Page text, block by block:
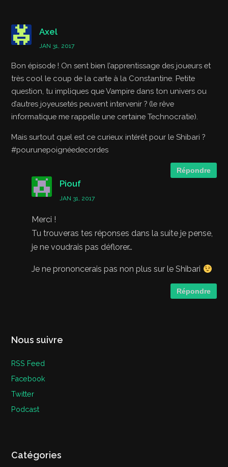
Axel
JAN 31, 2017
Bon épisode ! On sent bien l’apprentissage des joueurs et
très cool le coup de la carte à la Constantine. Petite
question, tu impliques que Vampire dans ton univers ou
d’autres joyeusetés peuvent intervenir ? (le rêve
informatique me rappelle une certaine Technocratie).
Mais surtout quel est ce curieux intérêt pour le Shibari ?
#pourunepoignéedecordes
Répondre
Piouf
JAN 31, 2017
Merci !
Tu trouveras tes réponses dans la suite je pense,
je ne voudrais pas déflorer…
Je ne prononcerais pas non plus sur le Shibari
Répondre
Nous suivre
RSS Feed
Facebook
Twitter
Podcast
Catégories